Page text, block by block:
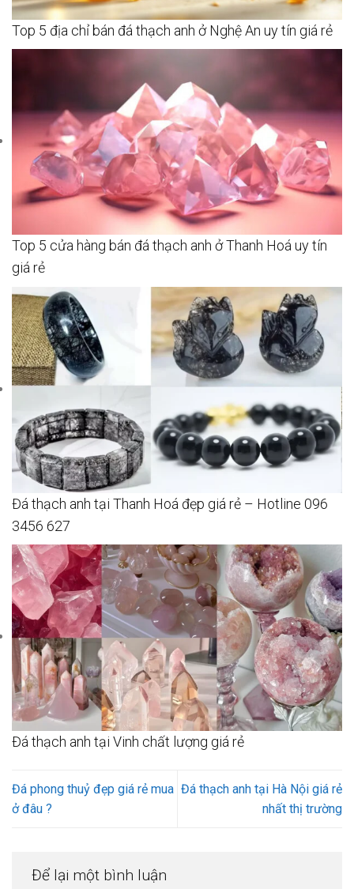
Top 5 địa chỉ bán đá thạch anh ở Nghệ An uy tín giá rẻ
Top 5 cửa hàng bán đá thạch anh ở Thanh Hoá uy tín
giá rẻ
Đá thạch anh tại Thanh Hoá đẹp giá rẻ – Hotline 096
3456 627
Đá thạch anh tại Vinh chất lượng giá rẻ
Đá phong thuỷ đẹp giá rẻ mua
ở đâu ?
Đá thạch anh tại Hà Nội giá rẻ
nhất thị trường
Để lại một bình luận